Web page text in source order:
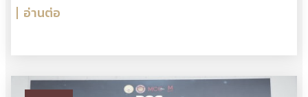
อ่านต่อ